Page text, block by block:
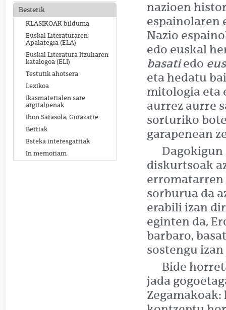
Besterik
KLASIKOAK bilduma
Euskal Literaturaren
Apalategia (ELA)
Euskal Literatura Itzuliaren
katalogoa (ELI)
Testutik ahotsera
Lexikoa
Ikasmaterialen sare
argitalpenak
Ibon Sarasola, Gorazarre
Berriak
Esteka interesgarriak
In memoriam
nazioen
espainolaren
Nazio
edo euskal
basatiedo
eta hedatu
mitologia eta
aurrez aurre
sorturiko
garapenean
Dagokigun
diskurtsoak
erromatarren
sorburua da
erabili izan
eginten da,
barbaro,
sostengu
Bide
jada